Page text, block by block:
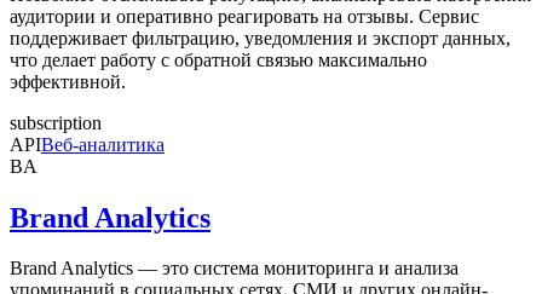
аудитории и оперативно реагировать на отзывы. Сервис
поддерживает фильтрацию, уведомления и экспорт данных,
что делает работу с обратной связью максимально
эффективной.
subscription
APIВеб-аналитика
BA
Brand Analytics
Brand Analytics — это система мониторинга и анализа